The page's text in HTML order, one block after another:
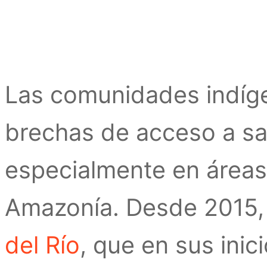
Las comunidades
brechas de acceso a
especialmente en
Amazonía. Desde
del Río, que en sus